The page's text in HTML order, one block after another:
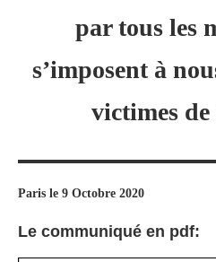
par tous les
s’imposent à
victimes de
Paris le 9 Octobre 2020
Le communiqué en pdf: